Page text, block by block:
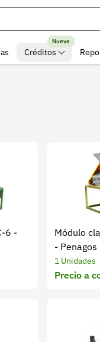
Créditos
Nuevo
6 -
Módulo
- Penagos
1 Unidades
Precio a